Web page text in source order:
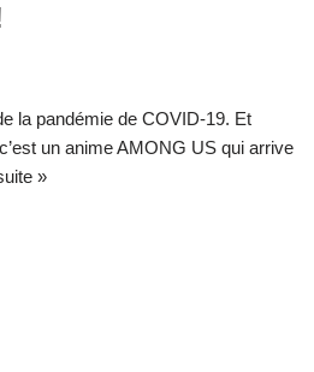
la pandémie de COVID-19. Et
un anime AMONG US qui arrive
»